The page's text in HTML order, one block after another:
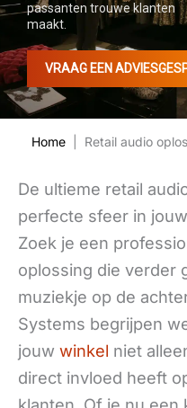
MUZIEKSYSTEEM VOOR
passanten trouwe klanten
maakt.
VRAAG EEN
Home | Retail audio
De ultieme retail
perfecte sfeer in
Zoek je een
oplossing die verder
muziekje op de
Systems begrijpen
jouw winkel niet
direct invloed heeft